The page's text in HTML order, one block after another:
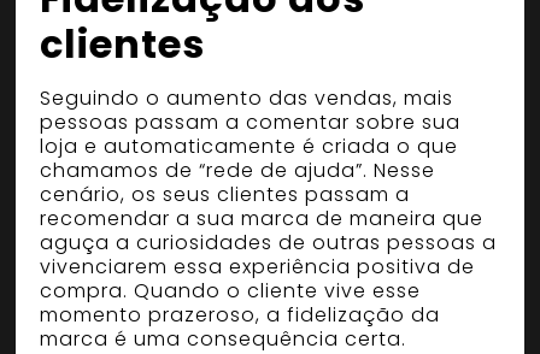
clientes
Seguindo o aumento das vendas, mais
pessoas passam a comentar sobre sua
loja e automaticamente é criada o que
chamamos de “rede de ajuda”. Nesse
cenário, os seus clientes passam a
recomendar a sua marca de maneira que
aguça a curiosidades de outras pessoas a
vivenciarem essa experiência positiva de
compra. Quando o cliente vive esse
momento prazeroso, a fidelização da
marca é uma consequência certa.